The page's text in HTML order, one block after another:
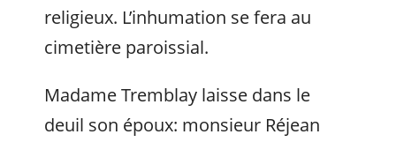
religieux. L’inhumation se fera au
cimetière paroissial.
Madame Tremblay laisse dans le
deuil son époux: monsieur Réjean